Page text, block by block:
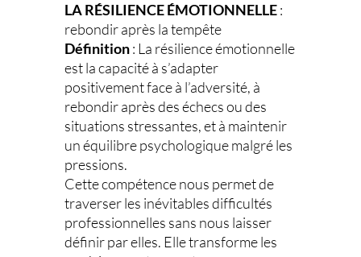
LA RÉSILIENCE ÉMOTIONNELLE:
rebondir après la tempête
Définition: La résilience émotionnelle
est la capacité à s’adapter
positivement face à l’adversité, à
rebondir après des échecs ou des
situations stressantes, et à maintenir
un équilibre psychologique malgré les
pressions.
Cette compétence nous permet de
traverser les inévitables difficultés
professionnelles sans nous laisser
définir par elles. Elle transforme les